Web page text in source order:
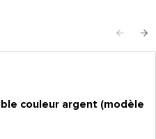
couleur argent (modèle